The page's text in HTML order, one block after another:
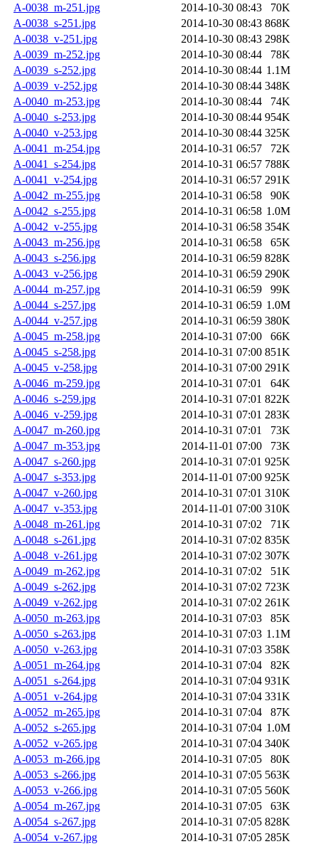
A-0038_m-251.jpg
2014-10-30 08:43
70K
A-0038_s-251.jpg
2014-10-30 08:43 868K
A-0038_v-251.jpg
2014-10-30 08:43 298K
A-0039_m-252.jpg
2014-10-30 08:44
78K
A-0039_s-252.jpg
2014-10-30 08:44 1.1M
A-0039_v-252.jpg
2014-10-30 08:44 348K
A-0040_m-253.jpg
2014-10-30 08:44
74K
A-0040_s-253.jpg
2014-10-30 08:44 954K
A-0040_v-253.jpg
2014-10-30 08:44 325K
A-0041_m-254.jpg
2014-10-31 06:57
72K
A-0041_s-254.jpg
2014-10-31 06:57 788K
A-0041_v-254.jpg
2014-10-31 06:57 291K
A-0042_m-255.jpg
2014-10-31 06:58
90K
A-0042_s-255.jpg
2014-10-31 06:58 1.0M
A-0042_v-255.jpg
2014-10-31 06:58 354K
A-0043_m-256.jpg
2014-10-31 06:58
65K
A-0043_s-256.jpg
2014-10-31 06:59 828K
A-0043_v-256.jpg
2014-10-31 06:59 290K
A-0044_m-257.jpg
2014-10-31 06:59
99K
A-0044_s-257.jpg
2014-10-31 06:59 1.0M
A-0044_v-257.jpg
2014-10-31 06:59 380K
A-0045_m-258.jpg
2014-10-31 07:00
66K
A-0045_s-258.jpg
2014-10-31 07:00 851K
A-0045_v-258.jpg
2014-10-31 07:00 291K
A-0046_m-259.jpg
2014-10-31 07:01
64K
A-0046_s-259.jpg
2014-10-31 07:01 822K
A-0046_v-259.jpg
2014-10-31 07:01 283K
A-0047_m-260.jpg
2014-10-31 07:01
73K
A-0047_m-353.jpg
2014-11-01 07:00
73K
A-0047_s-260.jpg
2014-10-31 07:01 925K
A-0047_s-353.jpg
2014-11-01 07:00 925K
A-0047_v-260.jpg
2014-10-31 07:01 310K
A-0047_v-353.jpg
2014-11-01 07:00 310K
A-0048_m-261.jpg
2014-10-31 07:02
71K
A-0048_s-261.jpg
2014-10-31 07:02 835K
A-0048_v-261.jpg
2014-10-31 07:02 307K
A-0049_m-262.jpg
2014-10-31 07:02
51K
A-0049_s-262.jpg
2014-10-31 07:02 723K
A-0049_v-262.jpg
2014-10-31 07:02 261K
A-0050_m-263.jpg
2014-10-31 07:03
85K
A-0050_s-263.jpg
2014-10-31 07:03 1.1M
A-0050_v-263.jpg
2014-10-31 07:03 358K
A-0051_m-264.jpg
2014-10-31 07:04
82K
A-0051_s-264.jpg
2014-10-31 07:04 931K
A-0051_v-264.jpg
2014-10-31 07:04 331K
A-0052_m-265.jpg
2014-10-31 07:04
87K
A-0052_s-265.jpg
2014-10-31 07:04 1.0M
A-0052_v-265.jpg
2014-10-31 07:04 340K
A-0053_m-266.jpg
2014-10-31 07:05
80K
A-0053_s-266.jpg
2014-10-31 07:05 563K
A-0053_v-266.jpg
2014-10-31 07:05 560K
A-0054_m-267.jpg
2014-10-31 07:05
63K
A-0054_s-267.jpg
2014-10-31 07:05 828K
A-0054_v-267.jpg
2014-10-31 07:05 285K